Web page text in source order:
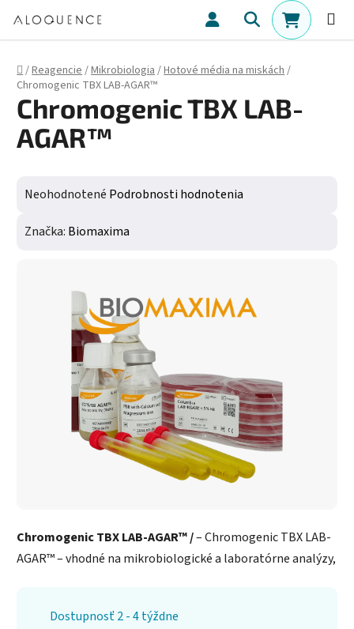
Hľadať
Domov
/Reagencie/Mikrobiologia/Hotové média na miskách/
Chromogenic TBX LAB-AGAR™
Chromogenic TBX LAB-AGAR™ /– Chromogenic TBX LAB-
AGAR™ – vhodné na mikrobiologické a laboratórne analýzy,
Dostupnosť 2 - 4 týždne
Chromogenic TBX LAB-
AGAR™
Priemerné hodnotenie produktu je 0,0 z 5 hviezdičiek.
Neohodnotené Podrobnosti hodnotenia
Značka: Biomaxima